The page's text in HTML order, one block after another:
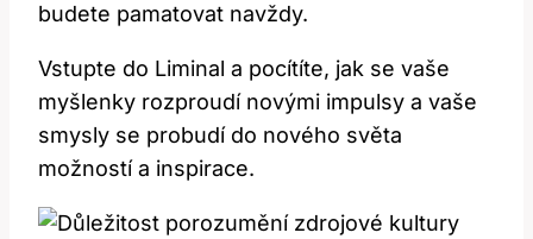
⁢budete pamatovat navždy.
Vstupte do Liminal a pocítíte, jak ​se vaše
myšlenky rozproudí ⁣novými impulsy⁣ a vaše
smysly se ⁣probudí do ‍nového světa
možností a‌ inspirace.